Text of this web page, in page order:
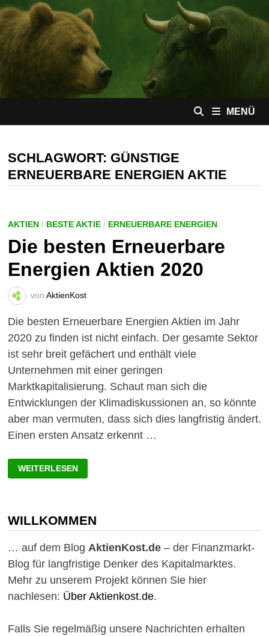
Zum
Inhalt
springen
MENÜ
SCHLAGWORT: GÜNSTIGE
ERNEUERBARE ENERGIEN AKTIE
AKTIEN/ BESTE AKTIE/ ERNEUERBARE ENERGIEN
Die besten Erneuerbare
Energien Aktien 2020
von AktienKost
Die besten Erneuerbare Energien Aktien im Jahr
2020 zu finden ist nicht einfach. Der gesamte Sektor
ist sehr breit gefächert und enthält viele
Unternehmen mit einer geringen
Marktkapitalisierung. Schaut man sich die
Entwicklungen der Klimadiskussionen an, so könnte
aber man vermuten, dass sich dies langfristig ändert.
Einen ersten Ansatz erkennt …
DIE
BESTEN
ERNEUERBARE
WEITERLESEN
WILLKOMMEN
… auf dem Blog AktienKost.de– der Finanzmarkt-
Blog für langfristige Denker des Kapitalmarktes.
Mehr zu unserem Projekt können Sie hier
nachlesen: Über Aktienkost.de.
Falls Sie regelmäßig unsere Nachrichten erhalten